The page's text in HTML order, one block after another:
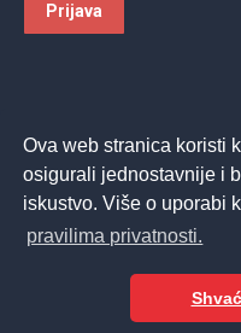
Ova web stranica koristi
osigurali jednostavnije i
iskustvo. Više o uporabi
pravilima privatnosti.
© 2026